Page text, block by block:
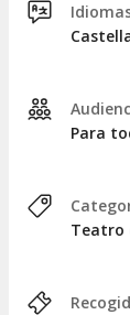
Para
Teatro